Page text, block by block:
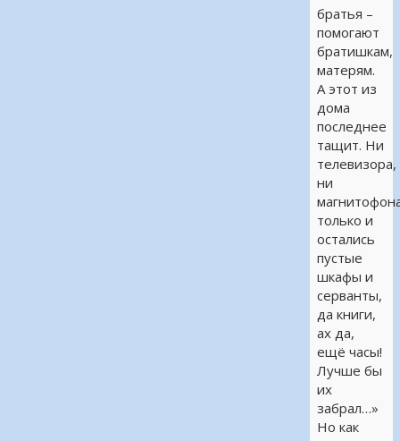
братья –
помогают
братишкам,
матерям.
А этот из
дома
последнее
тащит. Ни
телевизора,
ни
только и
остались
пустые
шкафы и
серванты,
да книги,
ах да,
ещё часы!
Лучше бы
их
забрал…»
Но как